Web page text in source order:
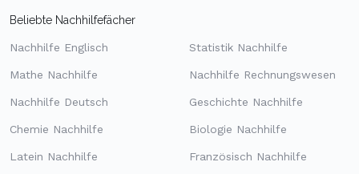
Beliebte Nachhilfefächer
Nachhilfe Englisch
Mathe Nachhilfe
Nachhilfe Deutsch
Chemie Nachhilfe
Latein Nachhilfe
Statistik Nachhilfe
Nachhilfe Rechnungswesen
Geschichte Nachhilfe
Biologie Nachhilfe
Französisch Nachhilfe